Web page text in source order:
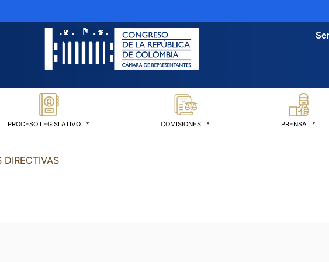
PROCESO LEGISLATIVO COMISIONES PRENSA
DIRECTIVAS